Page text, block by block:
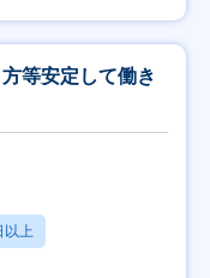
等安定して働き
以上